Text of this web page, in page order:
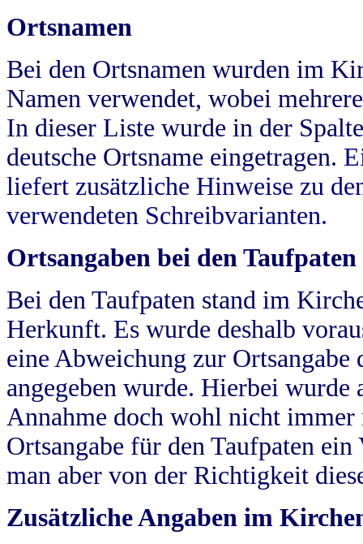
Ortsnamen
Bei den Ortsnamen wurden im
Namen verwendet, wobei
In dieser Liste wurde in der
deutsche Ortsname eingetragen.
liefert zusätzliche Hinweise zu
verwendeten Schreibvarianten.
Ortsangaben bei den Taufpaten
Bei den Taufpaten stand im
Herkunft. Es wurde deshalb
eine Abweichung zur
angegeben wurde. Hierbei wurde
Annahme doch wohl nicht
Ortsangabe für den Taufpaten
man aber von der Richtigkeit
Zusätzliche Angaben im